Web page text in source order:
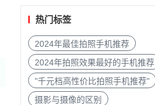
热门标签
2024年最佳拍照手机推荐
2024年拍照效果最好的手机推荐
"千元档高性价比拍照手机推荐"
摄影与摄像的区别